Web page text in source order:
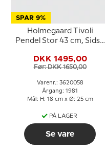
SPAR 9%
Holmegaard Tivoli
Pendel Stor 43 cm, Sidse
DKK 1495,00
Før: DKK 1650,00
Varenr.: 3620058
Årgang: 1981
Mål: H: 18 cm x Ø: 25 cm
PÅ LAGER
Se vare